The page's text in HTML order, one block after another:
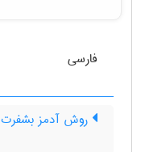
فارسی
روش آدمز بشفرت